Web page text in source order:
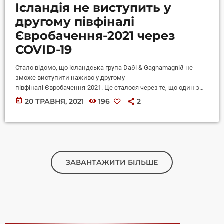
Ісландія не виступить у
другому півфіналі
Євробачення-2021 через
COVID-19
Стало відомо, що ісландська група Daði & Gagnamagnið не
зможе виступити наживо у другому
півфіналі Євробачення-2021. Це сталося через те, що один з
учасників отримав позитивний тест на COVID-19. Такий
поворот подій не означає, що учасники вибувають зі
у Facebook вони написали, що дотримувалися […]
today 20 ТРАВНЯ, 2021 196 2
ЗАВАНТАЖИТИ БІЛЬШЕ